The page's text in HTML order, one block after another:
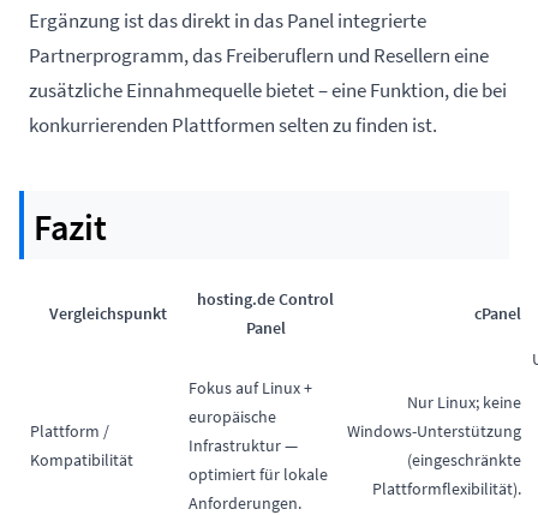
Ergänzung ist das direkt in das Panel integrierte
Partnerprogramm, das Freiberuflern und Resellern eine
zusätzliche Einnahmequelle bietet – eine Funktion, die bei
konkurrierenden Plattformen selten zu finden ist.
Fazit
Vergleichspunkt
hosting.de Control
Panel
cPanel
Plattform /
Kompatibilität
Fokus auf Linux +
europäische
Infrastruktur —
optimiert für lokale
Anforderungen.
Nur Linux; keine
Windows-Unterstützung
(eingeschränkte
Plattformflexibilität).